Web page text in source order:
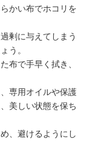
ンス方法
かい布でホコリを
剰に与えてしまう
う。
布で手早く拭き、
専用オイルや保護
美しい状態を保ち
、避けるようにし